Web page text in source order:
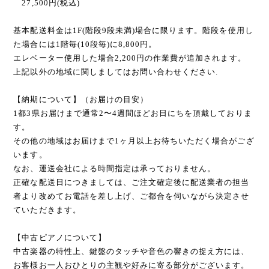
27,500円(税込)
基本配送料金は1F(階段9段未満)場合に限ります。階段を使用し
た場合には1階毎(10段毎)に8,800円。
エレベーター使用した場合2,200円の作業費が追加されます。
上記以外の地域に関しましてはお問い合わせください.
【納期について】（お届けの目安）
1都3県お届けまで通常2〜4週間ほどお日にちを頂戴しておりま
す。
その他の地域はお届けまで1ヶ月以上お待ちいただく場合がござ
います。
なお、運送会社による時間指定は承っておりません。
正確な配送日につきましては、ご注文確定後に配送業者の担当
者より改めてお電話を差し上げ、ご都合を伺いながら決定させ
ていただきます。
【中古ピアノについて】
中古楽器の特性上、鍵盤のタッチや音色の響きの捉え方には、
お客様お一人おひとりの主観や好みに寄る部分がございます。